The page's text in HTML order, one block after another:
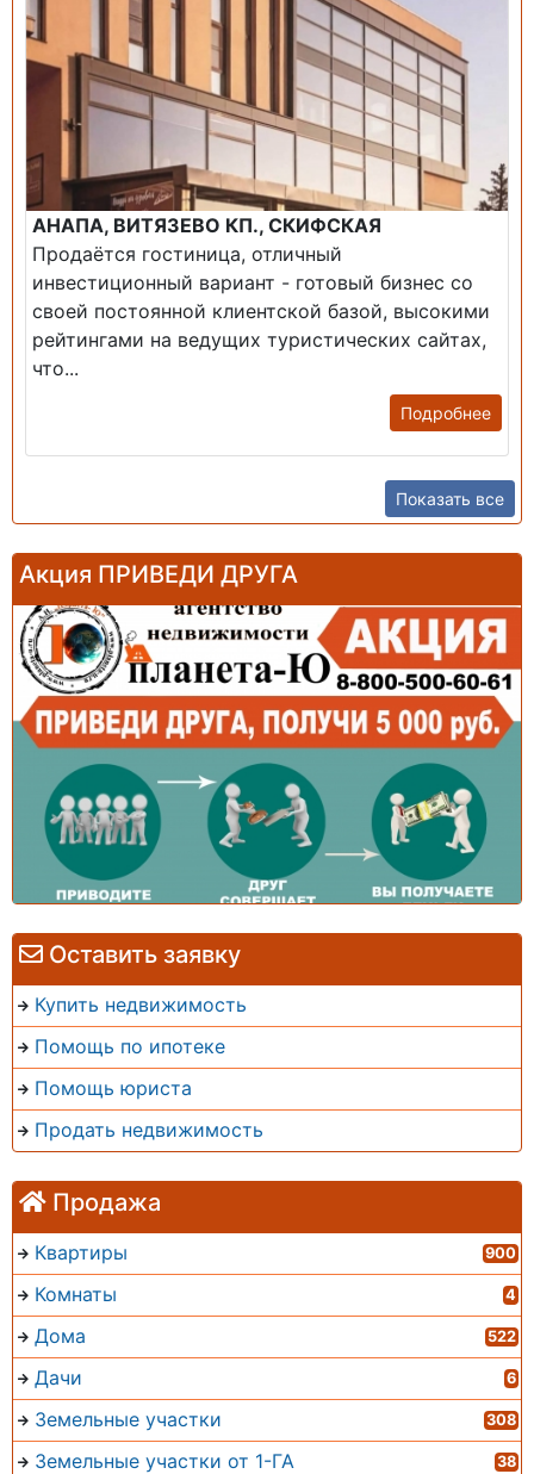
Оставить заявку
Купить недвижимость
Помощь по ипотеке
Помощь юриста
Продать недвижимость
Продажа
Квартиры 900
Комнаты 4
Дома 522
Дачи 6
Земельные участки 308
Земельные участки от 1-ГА 38
АНАПА, ВИТЯЗЕВО КП., СКИФСКАЯ
Продаётся гостиница, отличный
инвестиционный вариант - готовый бизнес со
своей постоянной клиентской базой, высокими
рейтингами на ведущих туристических сайтах,
что...
Подробнее
Показать все
Акция ПРИВЕДИ ДРУГА